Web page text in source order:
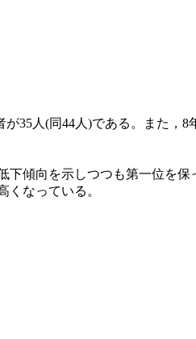
35人(同44人)である。また，8
傾向を示しつつも第一位を保
くなっている。